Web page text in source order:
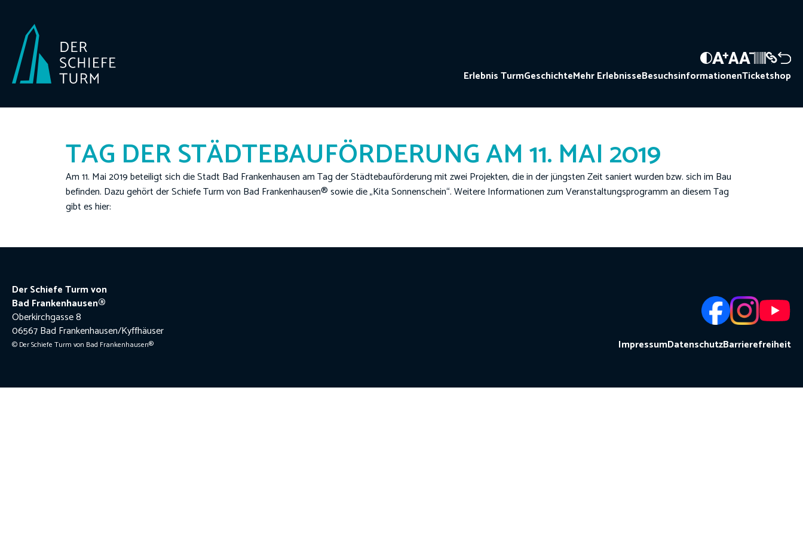
Erlebnis TurmGeschichteMehr ErlebnisseBesuchsinformationenTicketshop
TAG DER STÄDTEBAUFÖRDERUNG AM 11. MAI 2019
Am 11. Mai 2019 beteiligt sich die Stadt Bad Frankenhausen am Tag der Städtebauförderung mit zwei Projekten, die in der jüngsten Zeit saniert wurden bzw. sich im Bau
befinden. Dazu gehört der Schiefe Turm von Bad Frankenhausen® sowie die „Kita Sonnenschein“. Weitere Informationen zum Veranstaltungsprogramm an diesem Tag
gibt es hier:
Der Schiefe Turm von
Bad Frankenhausen®
Oberkirchgasse 8
06567 Bad Frankenhausen/Kyffhäuser
© Der Schiefe Turm von Bad Frankenhausen® ImpressumDatenschutzBarrierefreiheit